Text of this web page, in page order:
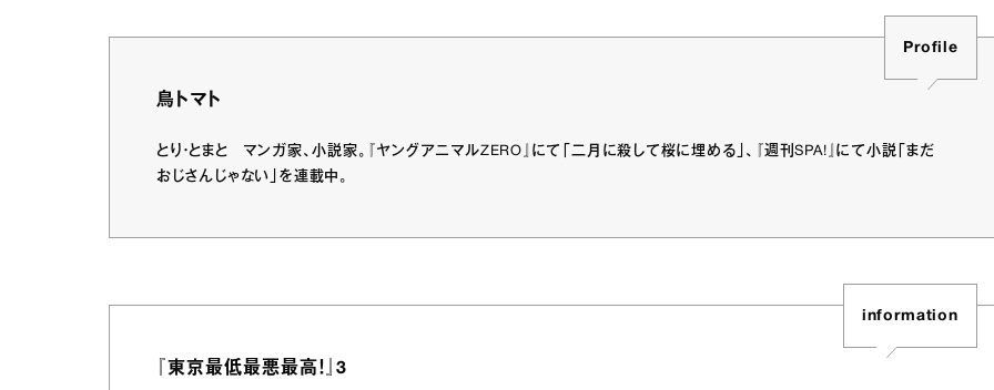
Profile
鳥トマト
とり・とまと マンガ家、小説家。『ヤングアニマルZERO』にて「二月に殺して桜に埋める」、『週刊SPA!』にて小説「まだ
おじさんじゃない」を連載中。
information
『東京最低最悪最高！』3